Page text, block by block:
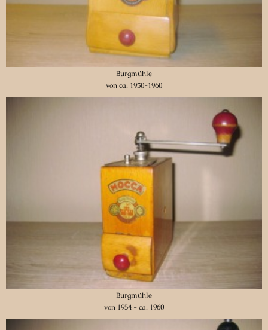
Burgmühle
von ca. 1950-1960
Burgmühle
von 1954 - ca. 1960